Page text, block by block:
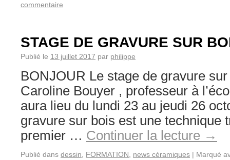
commentaire
STAGE DE GRAVURE SUR
Publié le 13 juillet 2017 par philippe
BONJOUR Le stage de gravure
Caroline Bouyer , professeur à
aura lieu du lundi 23 au jeudi 26
gravure sur bois est une technique
premier … Continuer la lecture →
Publié dans dessin FORMATION news céramiques | Marqué